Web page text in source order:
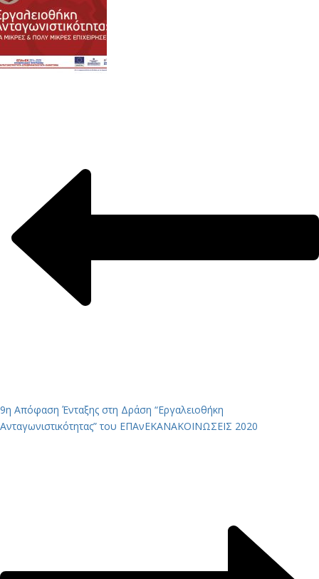
9η Απόφαση Ένταξης στη Δράση “Εργαλειοθήκη
Ανταγωνιστικότητας” του ΕΠΑνΕΚΑΝΑΚΟΙΝΩΣΕΙΣ 2020